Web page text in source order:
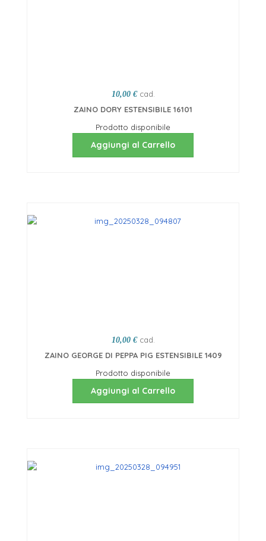
10,00 € cad.
ZAINO DORY ESTENSIBILE 16101
Prodotto disponibile
Aggiungi al Carrello
10,00 € cad.
ZAINO GEORGE DI PEPPA PIG ESTENSIBILE 1409
Prodotto disponibile
Aggiungi al Carrello